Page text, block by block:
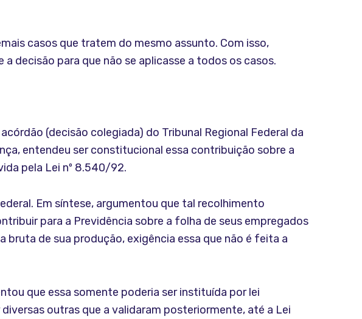
casos que tratem do mesmo assunto. Com isso,
decisão para que não se aplicasse a todos os casos.
(decisão colegiada) do Tribunal Regional Federal da
entendeu ser constitucional essa contribuição sobre a
pela Lei nº 8.540/92.
Em síntese, argumentou que tal recolhimento
para a Previdência sobre a folha de seus empregados
de sua produção, exigência essa que não é feita a
que essa somente poderia ser instituída por lei
outras que a validaram posteriormente, até a Lei